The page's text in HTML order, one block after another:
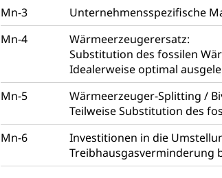
Mn-3
Unternehmensspezifische
Mn-4
Wärmeerzeugerersatz:
Substitution des fossilen
Idealerweise optimal
Mn-5
Wärmeerzeuger-Splitting /
Teilweise Substitution des
Mn-6
Investitionen in die
Treibhausgasverminderung
Einbürgerungen
Geburt
Geburtsurkunde, Geburtsschein,
Familienzulagen (WAS Luzern)
Kinder und Jugendliche
Mündigkeit, Kindesschutz, Jugendschutz
Kinder- und Jugendförderung
Pflege / Pflegeheim
Hauspflege, spitalexterne Pflege, Spitex